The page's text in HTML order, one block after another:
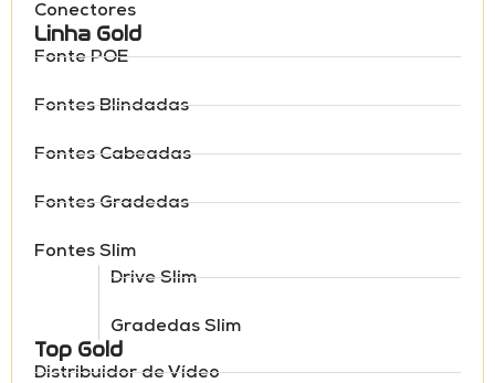
Conectores
Linha Gold
Fonte POE
Fontes Blindadas
Fontes Cabeadas
Fontes Gradedas
Fontes Slim
Drive Slim
Gradedas Slim
Top Gold
Distribuidor de Vídeo